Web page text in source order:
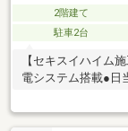
2階建て
駐車2台
【セキスイハイム
電システム搭載●日